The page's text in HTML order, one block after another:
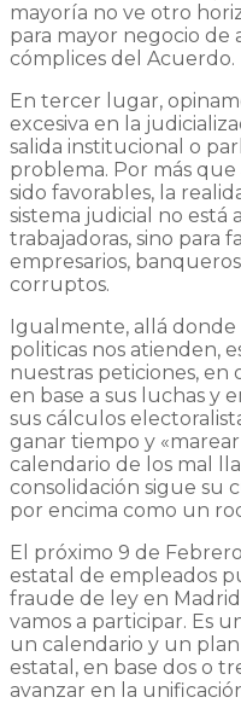
mayoría no ve otro
para mayor negocio de
cómplices del Acuerdo.
En tercer lugar,
excesiva en la
salida institucional o
problema. Por más
sido favorables, la
sistema judicial no está
trabajadoras, sino para
empresarios,
corruptos.
Igualmente, allá donde
politicas nos atienden,
nuestras peticiones, en
en base a sus luchas y
sus cálculos
ganar tiempo y
calendario de los mal
consolidación sigue su
por encima como un
El próximo 9 de
estatal de empleados
fraude de ley en
vamos a participar. Es
un calendario y un
estatal, en base dos o
avanzar en la